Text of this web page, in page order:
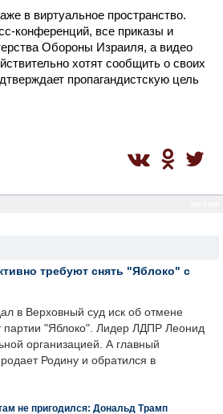
в виртуальное пространство.
конференций, все приказы и
Обороны Израиля, а видео
хотят сообщить о своих
пропагандистскую цель
требуют снять "Яблоко" с
в Верховный суд иск об отмене
партии "Яблоко". Лидер ЛДПР Леонид
организацией. А главный
Родину и обратился в
не пригодился: Дональд Трамп